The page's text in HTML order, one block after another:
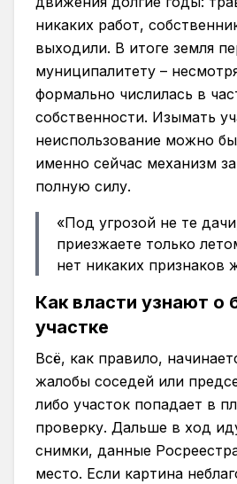
никаких работ,
выходили. В итоге земля
муниципалитету –
формально числилась в
собственности. Изымать
неиспользование можно
именно сейчас механизм
полную силу.
«Под угрозой не те
приезжаете только
нет никаких признаков
Как власти узнают о
участке
Всё, как правило,
жалобы соседей или
либо участок попадает в
проверку. Дальше в ход
снимки, данные
место. Если картина